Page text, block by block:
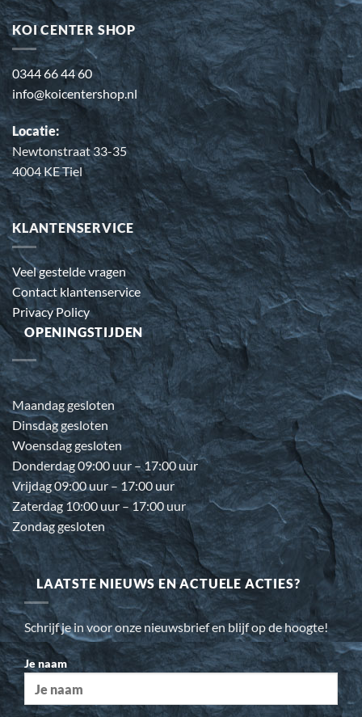
KOI CENTER SHOP
0344 66 44 60
info@koicentershop.nl
Locatie:
Newtonstraat 33-35
4004 KE Tiel
KLANTENSERVICE
Veel gestelde vragen
Contact klantenservice
Privacy Policy
OPENINGSTIJDEN
Maandag gesloten
Dinsdag gesloten
Woensdag gesloten
Donderdag 09:00 uur – 17:00 uur
Vrijdag 09:00 uur – 17:00 uur
Zaterdag 10:00 uur – 17:00 uur
Zondag gesloten
LAATSTE NIEUWS EN ACTUELE ACTIES?
Schrijf je in voor onze nieuwsbrief en blijf op de hoogte!
Je naam